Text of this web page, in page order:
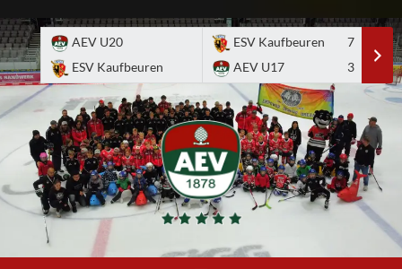
to
content
AEV U20
ESV Kaufbeuren
ESV Kaufbeuren
7
AEV U17
3